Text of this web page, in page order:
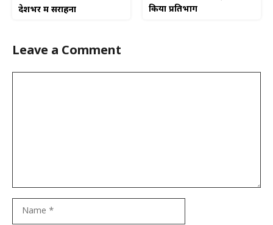
देशभर में सराहना
किया प्रतिभाग
Leave a Comment